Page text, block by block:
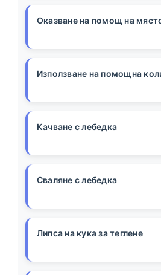
Оказване на помощ на
Използване на помощна
Качване с лебедка
Сваляне с лебедка
Липса на кука за теглене